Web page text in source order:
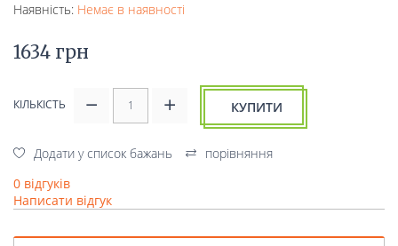
Наявність: Немає в наявності
1634 грн
КІЛЬКІСТЬ КУПИТИ
Додати у список бажань
порівняння
0 відгуків
Написати відгук